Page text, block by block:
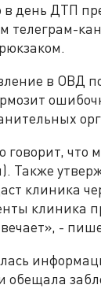
в день ДТП
телеграм-
в ОВД
говорит,
Также
клиника
клиника
-
обещала